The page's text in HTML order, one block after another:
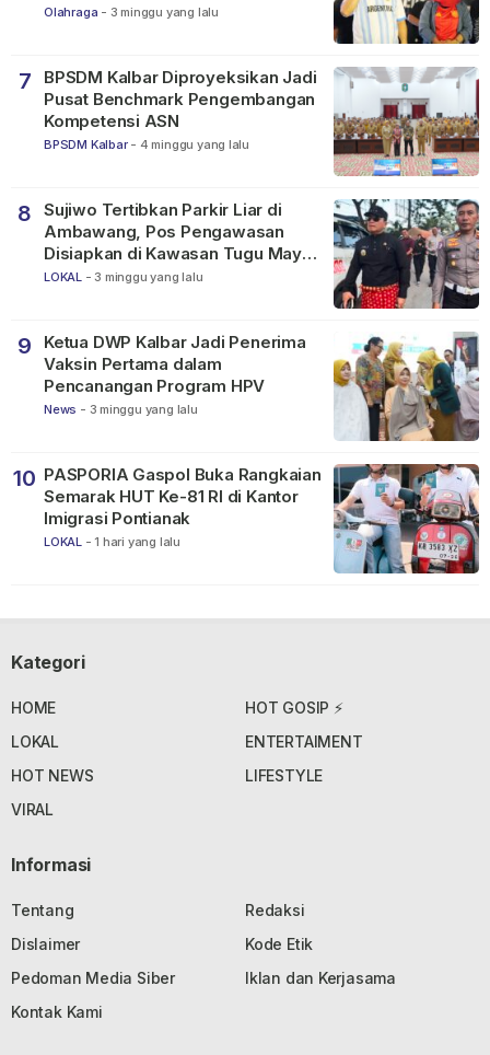
Dunia FIFA 2026
Olahraga - 3 minggu yang lalu
7
BPSDM Kalbar Diproyeksikan Jadi
Pusat Benchmark Pengembangan
Kompetensi ASN
BPSDM Kalbar - 4 minggu yang lalu
8
Sujiwo Tertibkan Parkir Liar di
Ambawang, Pos Pengawasan
Disiapkan di Kawasan Tugu Mayor
Alianyang
LOKAL - 3 minggu yang lalu
9
Ketua DWP Kalbar Jadi Penerima
Vaksin Pertama dalam
Pencanangan Program HPV
News - 3 minggu yang lalu
10 PASPORIA Gaspol Buka Rangkaian
Semarak HUT Ke-81 RI di Kantor
Imigrasi Pontianak
LOKAL - 1 hari yang lalu
Kategori
HOME
HOT GOSIP ⚡
LOKAL
ENTERTAIMENT
HOT NEWS
LIFESTYLE
VIRAL
Informasi
Tentang
Redaksi
Dislaimer
Kode Etik
Pedoman Media Siber
Iklan dan Kerjasama
Kontak Kami